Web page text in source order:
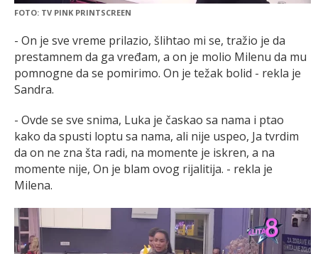
FOTO: TV PINK PRINTSCREEN
- On je sve vreme prilazio, šlihtao mi se, tražio je da
prestamnem da ga vređam, a on je molio Milenu da mu
pomnogne da se pomirimo. On je težak bolid - rekla je
Sandra.
- Ovde se sve snima, Luka je časkao sa nama i ptao
kako da spusti loptu sa nama, ali nije uspeo, Ja tvrdim
da on ne zna šta radi, na momente je iskren, a na
momente nije, On je blam ovog rijalitija. - rekla je
Milena.